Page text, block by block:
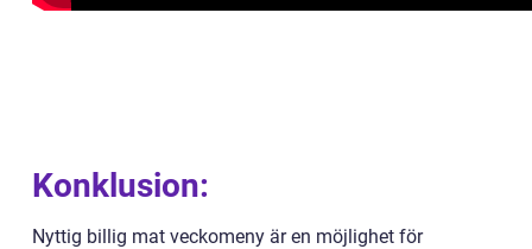
Konklusion:
Nyttig billig mat veckomeny är en möjlighet för